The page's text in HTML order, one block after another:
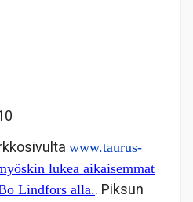
www.taurus-
lukea aikaisemmat
Lindfors alla.. Piksun